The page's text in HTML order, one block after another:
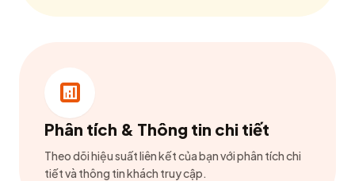
analytics
Phân tích & Thông tin chi tiết
Theo dõi hiệu suất liên kết của bạn với phân tích chi
tiết và thông tin khách truy cập.